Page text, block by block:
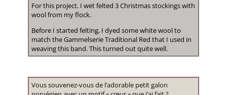
For this project, I wet felted 3 Christmas stockings with
wool from my flock.
Before I started felting, I dyed some white wool to
match the Gammelserie Traditional Red that I used in
weaving this band. This turned out quite well.
Vous souvenez-vous de l’adorable petit galon